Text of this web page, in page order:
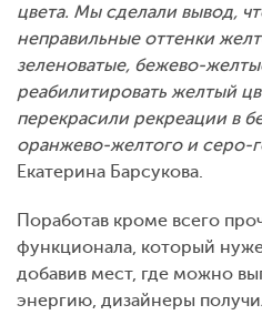
цвета. Мы сделали вывод,
неправильные оттенки
зеленоватые, бежево-
реабилитировать желтый
перекрасили рекреации в
оранжево-желтого и серо-
Екатерина Барсукова.
Поработав кроме всего
функционала, который
добавив мест, где можно
энергию, дизайнеры